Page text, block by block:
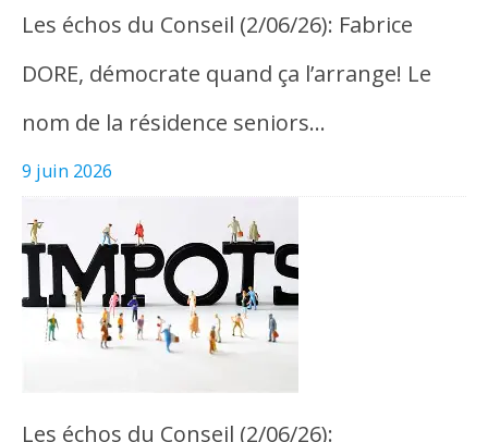
Les échos du Conseil (2/06/26): Fabrice
DORE, démocrate quand ça l’arrange! Le
nom de la résidence seniors…
9 juin 2026
Les échos du Conseil (2/06/26):